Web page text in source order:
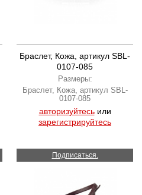
Браслет, Кожа, артикул SBL-
0107-085
Размеры:
Браслет, Кожа, артикул SBL-
0107-085
авторизуйтесьили
зарегистрируйтесь
Подписаться.